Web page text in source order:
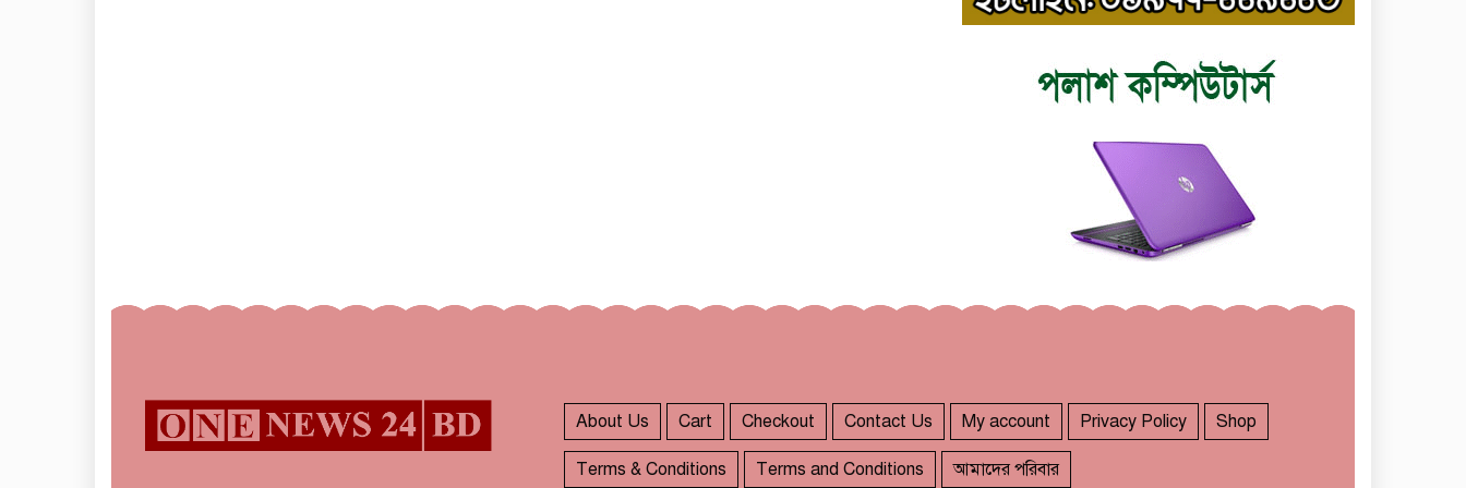
About Us Cart Checkout Contact Us My account Privacy Policy Shop
Terms & Conditions Terms and Conditions আমাদের পরিবার